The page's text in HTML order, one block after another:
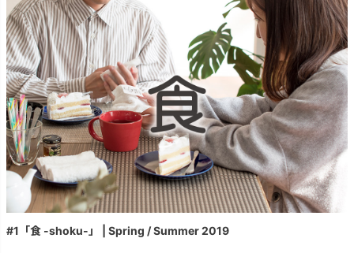
#1「食 -shoku-」 | Spring / Summer 2019